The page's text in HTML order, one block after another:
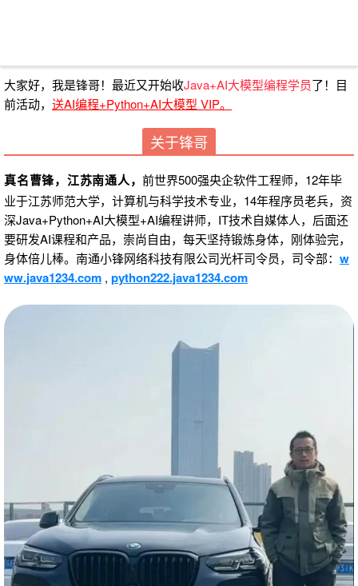
大家好，我是锋哥！最近又开始收Java+AI大模型编程学员了！目
前活动， 送AI编程+Python+AI大模型 VIP。
关于锋哥
真名曹锋，江苏南通人，前世界500强央企软件工程师，12年毕
业于江苏师范大学，计算机与科学技术专业，14年程序员老兵，资
深Java+Python+AI大模型+AI编程讲师，IT技术自媒体人，后面还
要研发AI课程和产品，崇尚自由，每天坚持锻炼身体，刚体验完，
身体倍儿棒。南通小锋网络科技有限公司光杆司令员，司令部： w
ww.java1234.com , python222.java1234.com